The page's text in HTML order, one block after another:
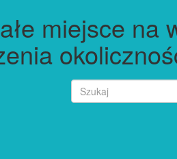
miejsce na